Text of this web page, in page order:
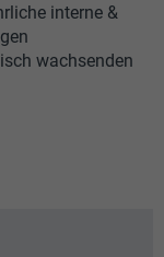
interne &
wachsenden